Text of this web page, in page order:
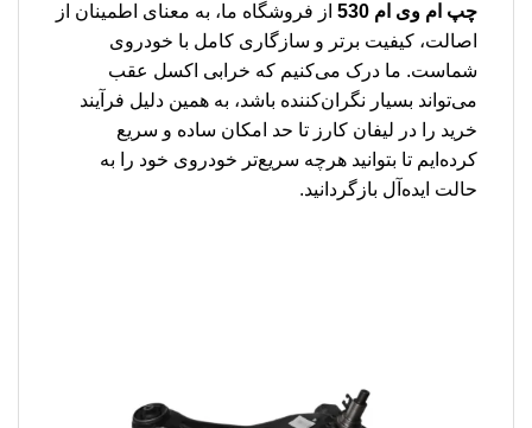
چپ ام وی ام 530
از فروشگاه ما، به معنای اطمینان از
اصالت، کیفیت برتر و سازگاری کامل با خودروی
شماست. ما درک می‌کنیم که خرابی اکسل عقب
می‌تواند بسیار نگران‌کننده باشد، به همین دلیل فرآیند
خرید را در لیفان کارز تا حد امکان ساده و سریع
کرده‌ایم تا بتوانید هرچه سریع‌تر خودروی خود را به
حالت ایده‌آل بازگردانید.